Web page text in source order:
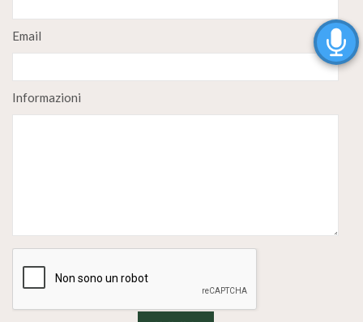
Email
Informazioni